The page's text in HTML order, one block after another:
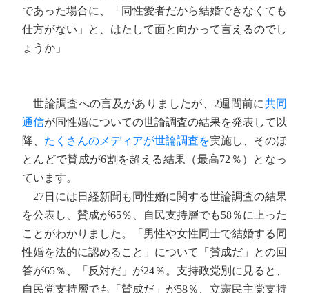
であった場合に、「同性愛者だから結婚できなくても
仕方がない」と、はたして面と向かって言えるのでし
ょうか」
世論調査への言及がありましたが、2週間前に共同
通信が同性婚についての世論調査の結果を発表して以
降、 たくさんのメディアが世論調査を実施し、そのほ
とんどで賛成が6割を超える結果（最高72％）となっ
ています。
27日には日経新聞も同性婚に関する世論調査の結果
を公表し、賛成が65％、自民支持層でも58％に上った
ことがわかりました。「男性や女性同士で結婚する同
性婚を法的に認めること」について「賛成だ」との回
答が65％、「反対だ」が24％。支持政党別に見ると、
自民党支持層でも「賛成だ」が58％、立憲民主党支持